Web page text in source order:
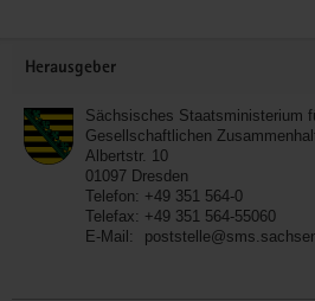
Herausgeber
Sächsisches Staatsministerium
Gesellschaftlichen
Albertstr. 10
01097 Dresden
Telefon: +49 351 564-0
Telefax: +49 351 564-55060
E-Mail: